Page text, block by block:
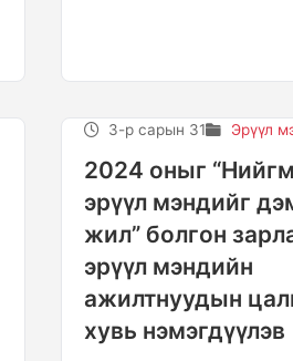
3-р сарын 31 Эрүүл
2024 оныг
эрүүл мэндийг
жил” болгон
эрүүл мэндийн
ажилтнуудын
хувь нэмэгдүүлэв